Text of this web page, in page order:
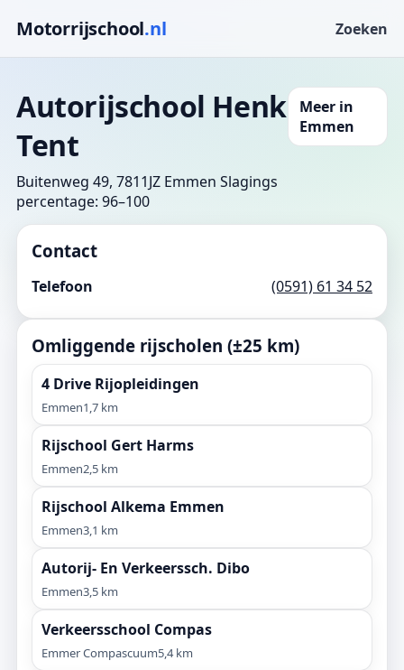
Motorrijschool.nl Zoeken
Autorijschool Henk
Tent
Buitenweg 49, 7811JZ Emmen Slagings
percentage: 96–100
Meer in
Emmen
Contact
Telefoon (0591) 61 34 52
Omliggende rijscholen (±25 km)
4 Drive Rijopleidingen
Emmen1,7 km
Rijschool Gert Harms
Emmen2,5 km
Rijschool Alkema Emmen
Emmen3,1 km
Autorij- En Verkeerssch. Dibo
Emmen3,5 km
Verkeersschool Compas
Emmer Compascuum5,4 km